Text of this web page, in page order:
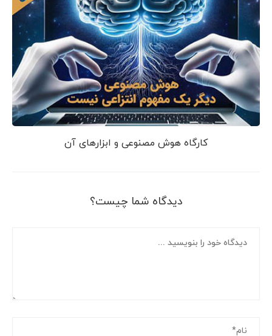
کارگاه هوش مصنوعی و ابزارهای آن
دیدگاه شما چیست؟